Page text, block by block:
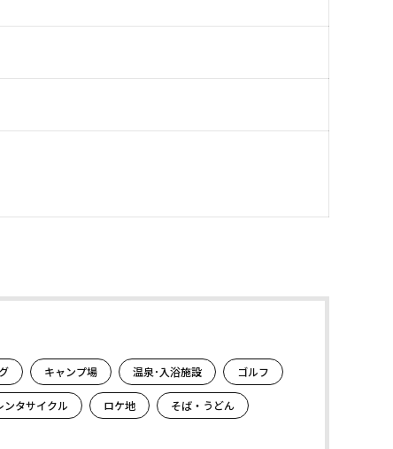
キャンプ場 温泉･入浴施設 ゴルフ
ンタサイクル ロケ地 そば・うどん